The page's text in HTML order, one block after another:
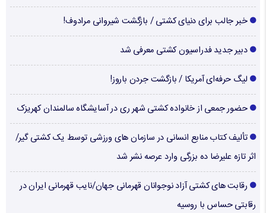
خبر جالب برای دنیای کشتی / بازگشت شیروانی مرادوف!
دبیر جدید فدراسیون کشتی معرفی شد
لیگ حرفه‌ای آمریکا / بازگشت جردن باروز!
حضور جمعی از خانواده کشتی شهر ری در آسایشگاه سالمندان کهریزک
تألیف کتاب منابع انسانی در سازمان های ورزشی توسط یک کشتی گیر/
اثر تازه علیرضا ده بزرگی وارد عرصه نشر شد
رقابت های کشتی آزاد نوجوانان قهرمانی جهان/نایب قهرمانی ایران در
رقابتی حساس با روسیه